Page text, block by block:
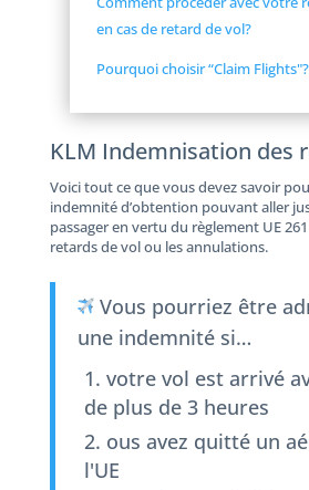
en cas de retard de vol?
Pourquoi choisir “Claim Flights"?
KLM Indemnisation des
Voici tout ce que vous devez savoir
indemnité d’obtention pouvant aller
passager en vertu du règlement UE
retards de vol ou les annulations.
Vous pourriez être
une indemnité si…
votre vol est arrivé
de plus de 3 heures
ous avez quitté un
l'UE